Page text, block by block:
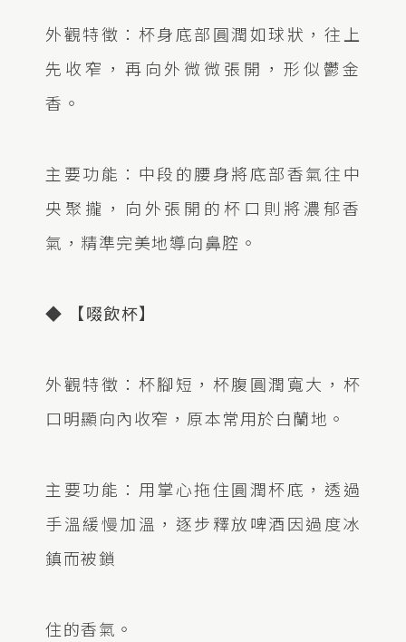
外觀特徵：杯身底部圓潤如球狀，往上
先收窄，再向外微微張開，形似鬱金
香。
主要功能：中段的腰身將底部香氣往中
央聚攏，向外張開的杯口則將濃郁香
氣，精準完美地導向鼻腔。
◆ 【啜飲杯】
外觀特徵：杯腳短，杯腹圓潤寬大，杯
口明顯向內收窄，原本常用於白蘭地。
主要功能：用掌心拖住圓潤杯底，透過
手溫緩慢加溫，逐步釋放啤酒因過度冰
鎮而被鎖
住的香氣。